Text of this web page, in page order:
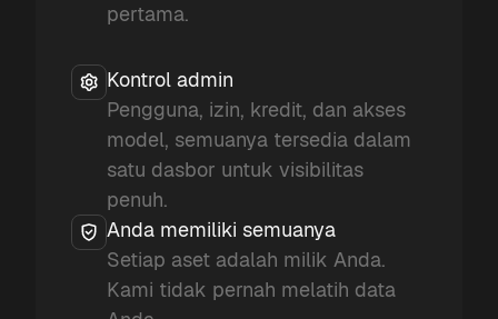
pertama.
Kontrol admin
Pengguna, izin, kredit, dan akses
model, semuanya tersedia dalam
satu dasbor untuk visibilitas
penuh.
Anda memiliki semuanya
Setiap aset adalah milik Anda.
Kami tidak pernah melatih data